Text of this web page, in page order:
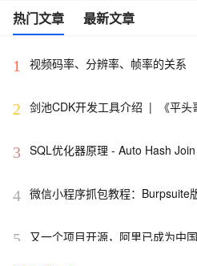
热门文章 最新文章
1 视频码率、分辨率、帧率的关系
2 剑池CDK开发工具介绍  |  《平头
3 SQL优化器原理 - Auto Hash Join
4 微信小程序抓包教程：Burpsuite
5 又一个项目开源，阿里已成为中